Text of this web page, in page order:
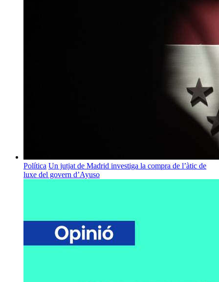
Política Un jutjat de Madrid investiga la compra de l’àtic de
luxe del govern d’Ayuso